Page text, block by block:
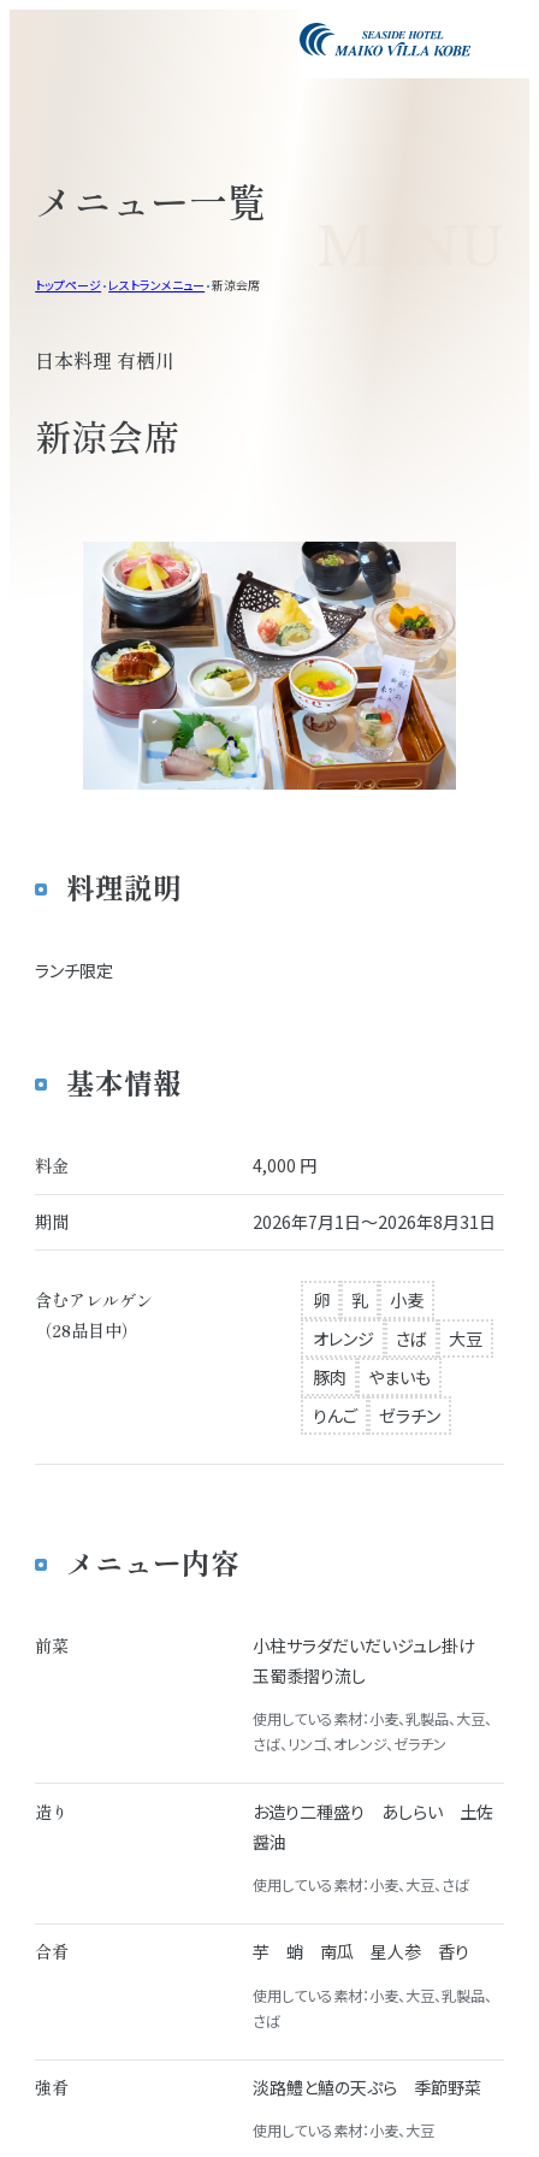
メニュー一覧
トップページ レストランメニュー 新涼会席
日本料理 有栖川
新涼会席
料理説明
ランチ限定
基本情報
料金 4,000 円
期間 2026年7月1日～2026年8月31日
含むアレルゲン
（28品目中）
卵 乳
小麦
オレンジ
さば
大豆
豚肉
やまいも
りんご
ゼラチン
メニュー内容
前菜
小柱サラダだいだいジュレ掛け
玉蜀黍摺り流し
使用している素材：小麦、乳製品、大豆、
さば、リンゴ、オレンジ、ゼラチン
造り
お造り二種盛り あしらい 土佐
醤油
使用している素材：小麦、大豆、さば
合肴 芋 蛸 南瓜 星人参 香り
使用している素材：小麦、大豆、乳製品、
さば
強肴 淡路鱧と鱚の天ぷら 季節野菜
使用している素材：小麦、大豆